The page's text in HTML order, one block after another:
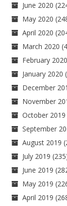
June 2020
May 2020
April 2020
March 2020
February 2020
January 2020
December
November
October 2019
September
August 2019
July 2019
June 2019
May 2019
April 2019